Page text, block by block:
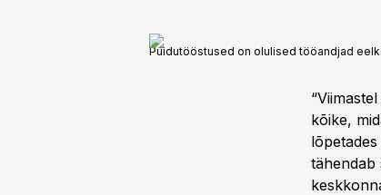
Puidutööstused on olulised tööandjad
kõike,
tähendab